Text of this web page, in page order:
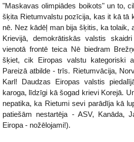
"Maskavas olimpiādes boikots" un to,
šķita Rietumvalstu pozīcija, kas it kā tā
nē. Nez kādēļ man bija šķitis, ka tolaik,
Krievijā, demokrātiskās valstis
vienotā frontē teica Nē biedram
šķiet, cik Eiropas valstu kategoriski
Pareizā atbilde - trīs. Rietumvācija,
Karl! Daudzas Eiropas valstis
karoga, līdzīgi kā šogad krievi Korejā.
nepatika, ka Rietumi sevi parādīja kā
patiešām nestartēja - ASV, Kanāda,
Eiropa - nožēlojami!).